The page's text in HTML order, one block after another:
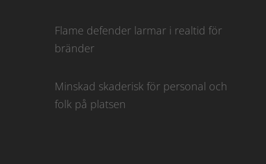
Flame defender larmar i realtid för
bränder
Minskad skaderisk för personal och
folk på platsen